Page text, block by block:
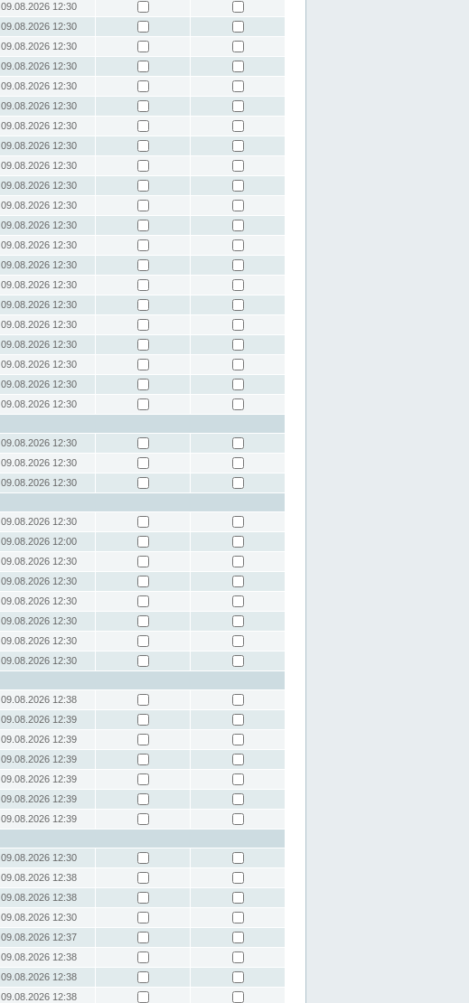
09.08.2026 12:30
09.08.2026 12:30
09.08.2026 12:30
09.08.2026 12:30
09.08.2026 12:30
09.08.2026 12:30
09.08.2026 12:30
09.08.2026 12:30
09.08.2026 12:30
09.08.2026 12:30
09.08.2026 12:30
09.08.2026 12:30
09.08.2026 12:30
09.08.2026 12:30
09.08.2026 12:30
09.08.2026 12:30
09.08.2026 12:30
09.08.2026 12:30
09.08.2026 12:30
09.08.2026 12:30
09.08.2026 12:30
09.08.2026 12:30
09.08.2026 12:30
09.08.2026 12:30
09.08.2026 12:30
09.08.2026 12:00
09.08.2026 12:30
09.08.2026 12:30
09.08.2026 12:30
09.08.2026 12:30
09.08.2026 12:30
09.08.2026 12:30
09.08.2026 12:38
09.08.2026 12:39
09.08.2026 12:39
09.08.2026 12:39
09.08.2026 12:39
09.08.2026 12:39
09.08.2026 12:39
09.08.2026 12:30
09.08.2026 12:38
09.08.2026 12:38
09.08.2026 12:30
09.08.2026 12:37
09.08.2026 12:38
09.08.2026 12:38
09.08.2026 12:38